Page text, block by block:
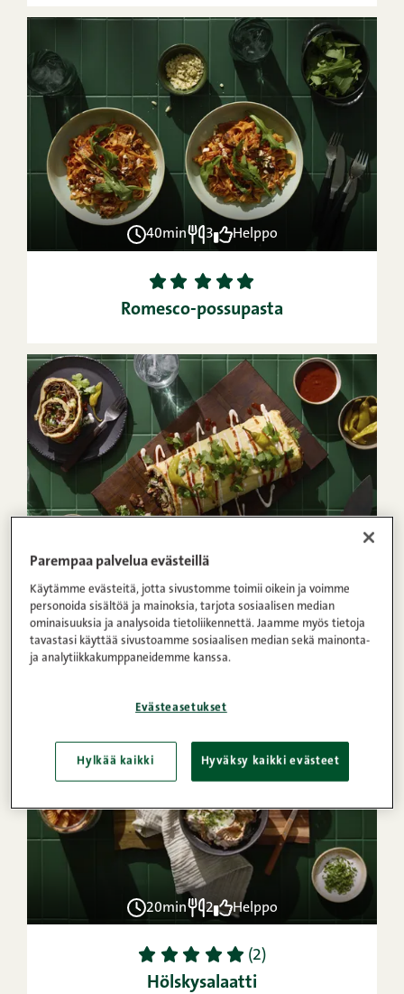
40min 3 Helppo
1 2 3 4
5
Romesco-possupasta
1 2 3 4 5 (2)
Kebab-munakasrulla
20min 2 Helppo
1 2 3 4 5 (2)
Hölskysalaatti
Parempaa palvelua evästeillä
Käytämme evästeitä, jotta sivustomme toimii oikein ja voimme
personoida sisältöä ja mainoksia, tarjota sosiaalisen median
ominaisuuksia ja analysoida tietoliikennettä. Jaamme myös tietoja
tavastasi käyttää sivustoamme sosiaalisen median sekä mainonta-
ja analytiikkakumppaneidemme kanssa.
Evästeasetukset
Hylkää kaikki Hyväksy kaikki evästeet